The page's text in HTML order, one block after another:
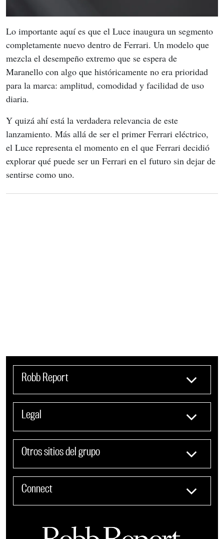
Lo importante aquí es que el Luce inaugura un segmento
completamente nuevo dentro de Ferrari. Un modelo que
mezcla el desempeño extremo que se espera de
Maranello con algo que históricamente no era prioridad
para la marca: amplitud, comodidad y facilidad de uso
diaria.
Y quizá ahí está la verdadera relevancia de este
lanzamiento. Más allá de ser el primer Ferrari eléctrico,
el Luce representa el momento en el que Ferrari decidió
explorar qué puede ser un Ferrari en el futuro sin dejar de
sentirse como uno.
Robb Report
Legal
Otros sitios del grupo
Connect